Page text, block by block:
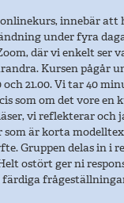
innebär att
under fyra
där vi enkelt ser
Kursen pågår
och 21.00. Vi tar 40
som om det vore en
vi reflekterar och
är korta
Gruppen delas in i
ostört ger ni